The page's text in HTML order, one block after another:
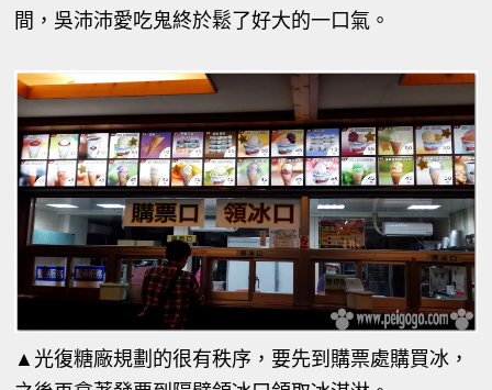
間，吳沛沛愛吃鬼終於鬆了好大的一口氣。
▲ 光復糖廠規劃的很有秩序，要先到購票處購買冰，